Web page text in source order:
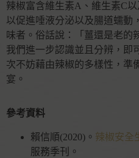
辣椒富含維生素A、維生素C
以促進唾液分泌以及腸道蠕動
味者。俗話說：「薑還是老的
我們進一步認識並且分辨，即
次不妨藉由辣椒的多樣性，準
宴。
參考資料
賴信順(2020)。 辣椒安全
服務季刊。